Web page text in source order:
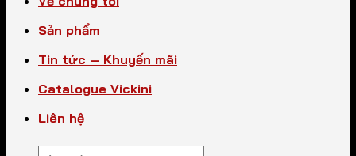
Sản phẩm
Tin tức – Khuyến mãi
Catalogue Vickini
Liên hệ